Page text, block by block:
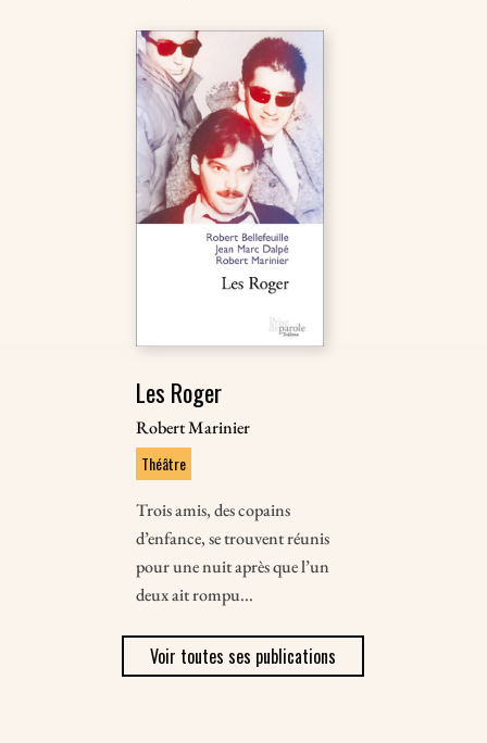
Les Roger
Robert Marinier
Théâtre
Trois amis, des copains
d’enfance, se trouvent réunis
pour une nuit après que l’un
deux ait rompu...
Voir toutes ses publications